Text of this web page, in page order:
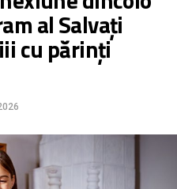
al Salvați
cu părinți